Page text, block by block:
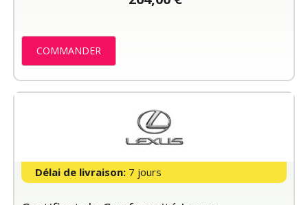
COMMANDER
Délai de livraison: 7 jours